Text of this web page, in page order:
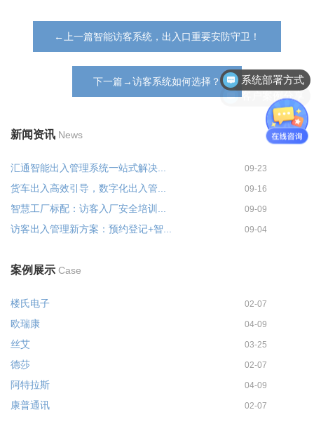
←上一篇智能访客系统，出入口重要安防守卫！
下一篇→访客系统如何选择？
新闻资讯 News
汇通智能出入管理系统一站式解决... 09-23
货车出入高效引导，数字化出入管... 09-16
智慧工厂标配：访客入厂安全培训... 09-09
访客出入管理新方案：预约登记+智... 09-04
案例展示 Case
楼氏电子 02-07
欧瑞康 04-09
丝艾 03-25
德莎 02-07
阿特拉斯 04-09
康普通讯 02-07
客户案例分享